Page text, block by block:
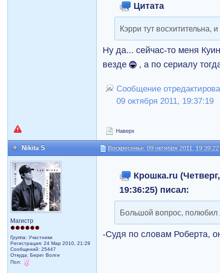
Цитата
Кэрри тут восхитительна,
Ну да... сейчас-то меня
везде
, а по сериалу
Сообщение
09 октября 2011, 19:37:19
Наверх
Nikita S Воскресенье, 09 октября 2011, 19:39:22
Магистр
Группа: Участники
Регистрация: 24 Мар 2010, 21:29
Сообщений: 25447
Откуда: Берег Волги
Пол:
Крошка.ru
19:36:25) писал:
Большой вопрос, полюбил
-Судя по словам Роберта,